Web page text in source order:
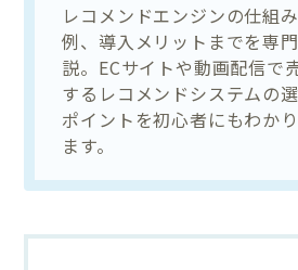
レコメンドエンジンの仕組
例、導入メリットまでを専
説。ECサイトや動画配信で
するレコメンドシステムの
ポイントを初心者にもわか
ます。